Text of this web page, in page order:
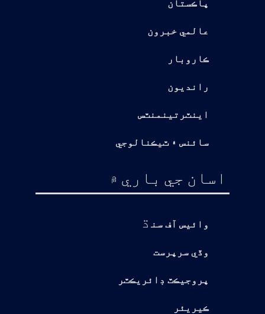
پاڪستان
عالمي خبرون
ڪاروبار
رانديون
اينٽرتينمنٽس
سائنس ۽ ٽيڪنالوجي
اسان جي باري ۾
وائيس آف سن ڌ
وڏي سرپرست
پروجيڪٽ ڊائريڪٽر
ڪيريئر